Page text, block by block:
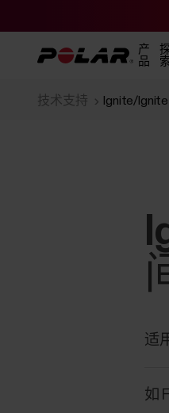
产
品
技术支持 Ignite/
适
如